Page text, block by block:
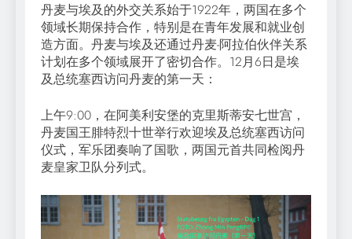
丹麦与埃及的外交关系始于1922年，两国在多个
领域长期保持合作，特别是在青年发展和就业创
造方面。丹麦与埃及还通过丹麦-阿拉伯伙伴关系
计划在多个领域展开了密切合作。12月6日是埃
及总统塞西访问丹麦的第一天：
上午9:00，在阿美利安堡的克里斯蒂安七世宫，
丹麦国王腓特烈十世举行欢迎埃及总统塞西访问
仪式，军乐团奏响了国歌，两国元首共同检阅丹
麦皇家卫队分列式。